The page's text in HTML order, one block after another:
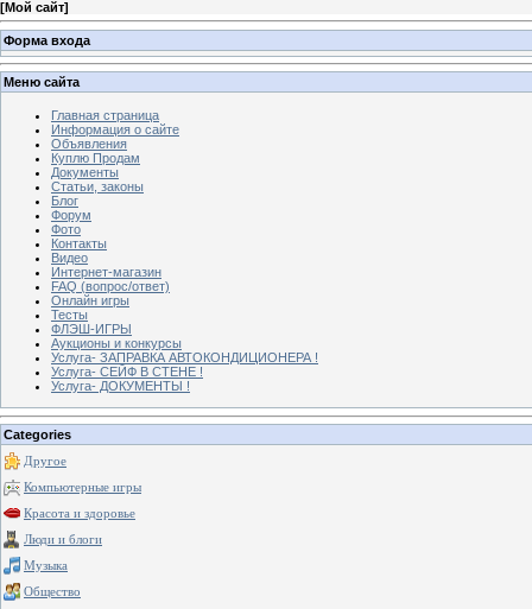
[Мой сайт]
Форма входа
Меню сайта
Главная страница
Информация о сайте
Объявления
Куплю Продам
Документы
Статьи, законы
Блог
Форум
Фото
Контакты
Видео
Интернет-магазин
FAQ (вопрос/ответ)
Онлайн игры
Тесты
ФЛЭШ-ИГРЫ
Аукционы и конкурсы
Услуга- ЗАПРАВКА АВТОКОНДИЦИОНЕРА !
Услуга- СЕЙФ В СТЕНЕ !
Услуга- ДОКУМЕНТЫ !
Categories
Другое
Компьютерные игры
Красота и здоровье
Люди и блоги
Музыка
Общество